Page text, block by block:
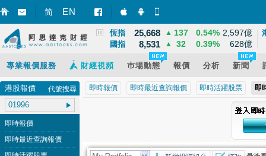
简 EN 智財迅 (iPhone)
智財迅 (Android)
上證 3,940
恆指 25,668 ▲ 137 0.54% 2,597億
國指 8,531 ▲ 32 0.39% 628億
專業報價服務 財經視頻 巿場動態 報價 分析 新聞
即時報價 即時最近查詢報價 即時活躍股票 即
港股報價 代號搜尋
即時報價
即時最近查詢報價